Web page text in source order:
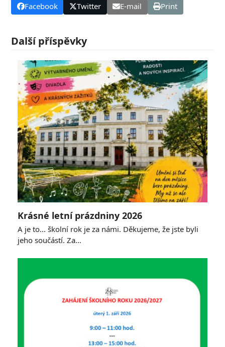
Facebook Twitter E-mail Print
Další příspěvky
Krásné letní prázdniny 2026
A je to… školní rok je za námi. Děkujeme, že jste byli
jeho součástí. Za…